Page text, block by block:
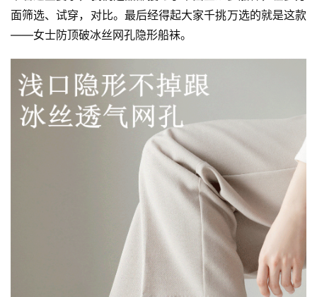
面筛选、试穿，对比。最后经得起大家千挑万选的就是这款
——女士防顶破冰丝网孔隐形船袜。